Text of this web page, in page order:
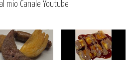
mio Canale Youtube